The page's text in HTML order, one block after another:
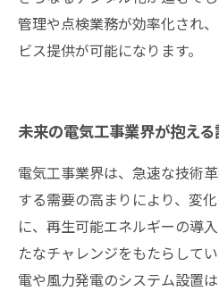
管理や点検業務が効率化され
ビス提供が可能になります。
未来の電気工事業界が抱え
電気工事業界は、急速な技術
する需要の高まりにより、変
に、再生可能エネルギーの導
たなチャレンジをもたらして
電や風力発電のシステム設置